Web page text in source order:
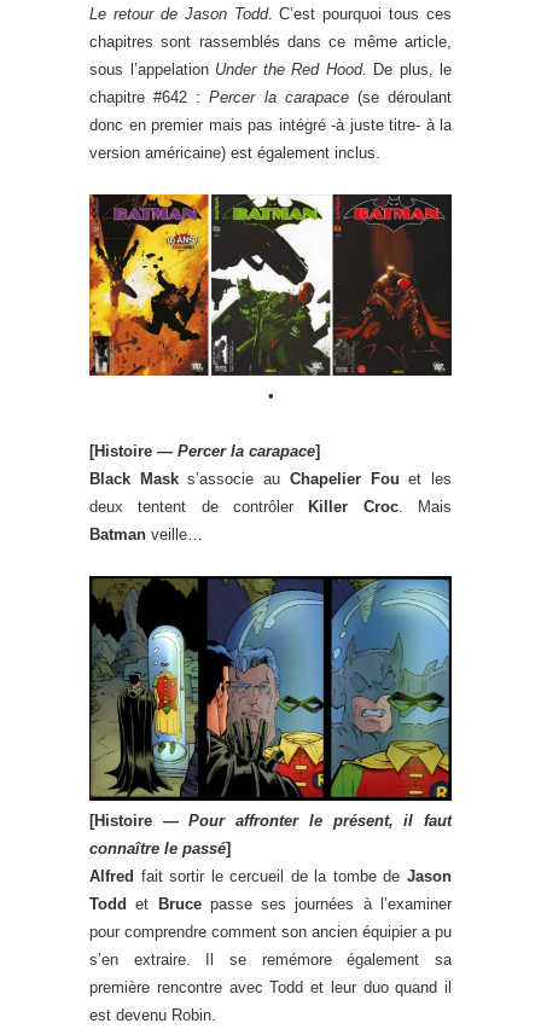
Le retour de Jason Todd. C’est pourquoi tous ces
chapitres sont rassemblés dans ce même article,
sous l’appelation Under the Red Hood. De plus, le
chapitre #642 :Percer la carapace(se déroulant
donc en premier mais pas intégré -à juste titre- à la
version américaine) est également inclus.
•
[Histoire — Percer la carapace]
Black Masks’associe au Chapelier Fou et les
deux tentent de contrôler
Killer Croc. Mais
Batman veille…
[Histoire —Pour affronter le présent, il faut
connaître le passé]
Alfred fait sortir le cercueil de la tombe de Jason
Todd et Brucepasse ses journées à l’examiner
pour comprendre comment son ancien équipier a pu
s’en extraire. Il se remémore également sa
première rencontre avec Todd et leur duo quand il
est devenu Robin.